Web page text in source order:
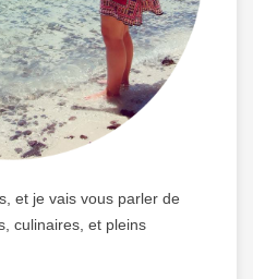
et je vais vous parler de
culinaires, et pleins